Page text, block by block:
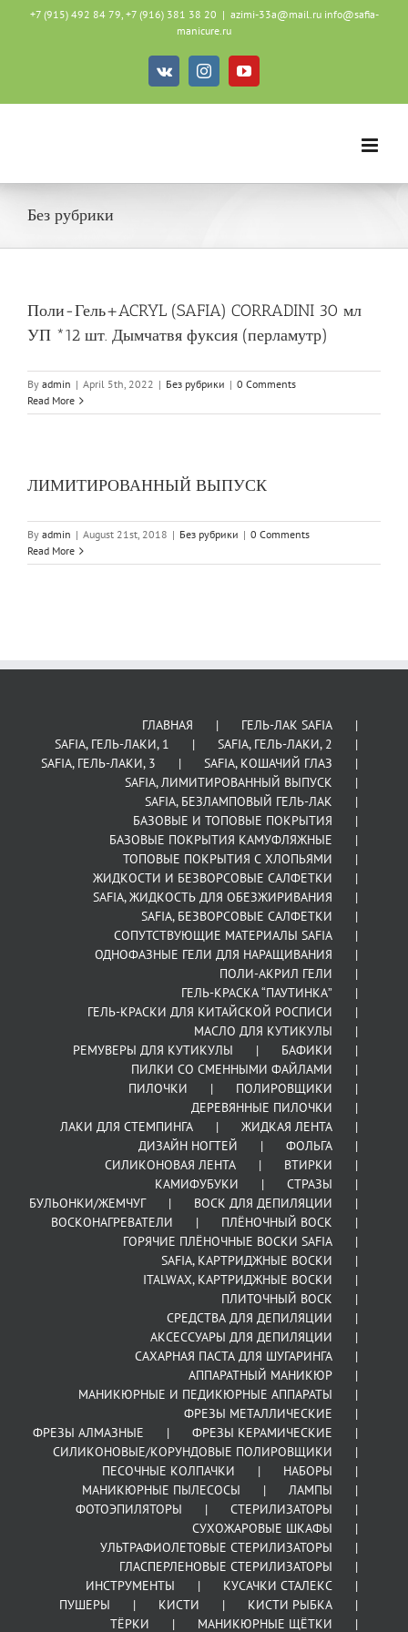
+7 (915) 492 84 79, +7 (916) 381 38 20 | azimi-33a@mail.ru info@safia-
manicure.ru
Vk InstagramYouTube
Без рубрики
Поли-Гель+ACRYL (SAFIA) CORRADINI 30 мл
УП *12 шт. Дымчатвя фуксия (перламутр)
By admin | April 5th, 2022 | Без рубрики | 0 Comments
Read More
ЛИМИТИРОВАННЫЙ ВЫПУСК
By admin | August 21st, 2018 | Без рубрики | 0 Comments
Read More
ГЛАВНАЯ
ГЕЛЬ-ЛАК SAFIA
SAFIA, ГЕЛЬ-ЛАКИ, 1
SAFIA, ГЕЛЬ-ЛАКИ, 2
SAFIA, ГЕЛЬ-ЛАКИ, 3
SAFIA, КОШАЧИЙ ГЛАЗ
SAFIA, ЛИМИТИРОВАННЫЙ ВЫПУСК
SAFIA, БЕЗЛАМПОВЫЙ ГЕЛЬ-ЛАК
БАЗОВЫЕ И ТОПОВЫЕ ПОКРЫТИЯ
БАЗОВЫЕ ПОКРЫТИЯ КАМУФЛЯЖНЫЕ
ТОПОВЫЕ ПОКРЫТИЯ С ХЛОПЬЯМИ
ЖИДКОСТИ И БЕЗВОРСОВЫЕ САЛФЕТКИ
SAFIA, ЖИДКОСТЬ ДЛЯ ОБЕЗЖИРИВАНИЯ
SAFIA, БЕЗВОРСОВЫЕ САЛФЕТКИ
СОПУТСТВУЮЩИЕ МАТЕРИАЛЫ SAFIA
ОДНОФАЗНЫЕ ГЕЛИ ДЛЯ НАРАЩИВАНИЯ
ПОЛИ-АКРИЛ ГЕЛИ
ГЕЛЬ-КРАСКА “ПАУТИНКА”
ГЕЛЬ-КРАСКИ ДЛЯ КИТАЙСКОЙ РОСПИСИ
МАСЛО ДЛЯ КУТИКУЛЫ
РЕМУВЕРЫ ДЛЯ КУТИКУЛЫ
БАФИКИ
ПИЛКИ СО СМЕННЫМИ ФАЙЛАМИ
ПИЛОЧКИ
ПОЛИРОВЩИКИ
ДЕРЕВЯННЫЕ ПИЛОЧКИ
ЛАКИ ДЛЯ СТЕМПИНГА
ЖИДКАЯ ЛЕНТА
ДИЗАЙН НОГТЕЙ
ФОЛЬГА
СИЛИКОНОВАЯ ЛЕНТА
ВТИРКИ
КАМИФУБУКИ
СТРАЗЫ
БУЛЬОНКИ/ЖЕМЧУГ
ВОСК ДЛЯ ДЕПИЛЯЦИИ
ВОСКОНАГРЕВАТЕЛИ
ПЛЁНОЧНЫЙ ВОСК
ГОРЯЧИЕ ПЛЁНОЧНЫЕ ВОСКИ SAFIA
SAFIA, КАРТРИДЖНЫЕ ВОСКИ
ITALWAX, КАРТРИДЖНЫЕ ВОСКИ
ПЛИТОЧНЫЙ ВОСК
СРЕДСТВА ДЛЯ ДЕПИЛЯЦИИ
АКСЕССУАРЫ ДЛЯ ДЕПИЛЯЦИИ
САХАРНАЯ ПАСТА ДЛЯ ШУГАРИНГА
АППАРАТНЫЙ МАНИКЮР
МАНИКЮРНЫЕ И ПЕДИКЮРНЫЕ АППАРАТЫ
ФРЕЗЫ МЕТАЛЛИЧЕСКИЕ
ФРЕЗЫ АЛМАЗНЫЕ
ФРЕЗЫ КЕРАМИЧЕСКИЕ
СИЛИКОНОВЫЕ/КОРУНДОВЫЕ ПОЛИРОВЩИКИ
ПЕСОЧНЫЕ КОЛПАЧКИ
НАБОРЫ
МАНИКЮРНЫЕ ПЫЛЕСОСЫ
ЛАМПЫ
ФОТОЭПИЛЯТОРЫ
СТЕРИЛИЗАТОРЫ
СУХОЖАРОВЫЕ ШКАФЫ
УЛЬТРАФИОЛЕТОВЫЕ СТЕРИЛИЗАТОРЫ
ГЛАСПЕРЛЕНОВЫЕ СТЕРИЛИЗАТОРЫ
ИНСТРУМЕНТЫ
КУСАЧКИ СТАЛЕКС
ПУШЕРЫ
КИСТИ
КИСТИ РЫБКА
ТЁРКИ
МАНИКЮРНЫЕ ЩЁТКИ